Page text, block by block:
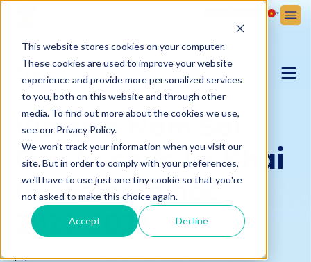
This website stores cookies on your computer.
These cookies are used to improve your website
experience and provide more personalized services
to you, both on this website and through other
media. To find out more about the cookies we use,
see our Privacy Policy.
We won't track your information when you visit our
site. But in order to comply with your preferences,
we'll have to use just one tiny cookie so that you're
not asked to make this choice again.
Accept Decline
TIN TỨC
BLOG YÊU CON
BẢN TIN VICTORIA
Victoria Nam Sài
Gòn tổ chức Lễ Khai
Giảng năm học
2023-2024
13.09.2023 Victoria School - Nam Sài Gòn